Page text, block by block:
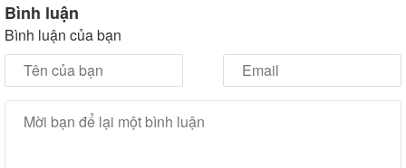
Bình luận
Bình luận của bạn